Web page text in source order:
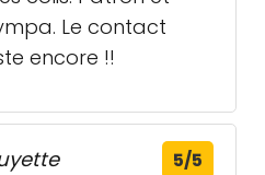
Le contact
encore !!
5/5